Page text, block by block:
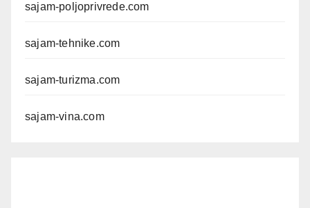
sajam-poljoprivrede.com
sajam-tehnike.com
sajam-turizma.com
sajam-vina.com